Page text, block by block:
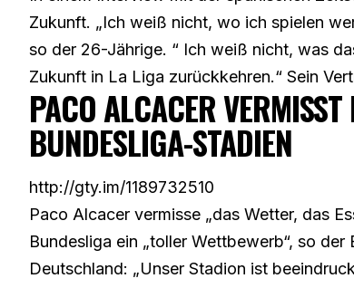
Zukunft. „Ich weiß nicht, wo ich spielen
so der 26-Jährige. “ Ich weiß nicht, was
Zukunft in La Liga zurückkehren.“ Sein
PACO ALCACER
BUNDESLIGA-STADIEN
http://gty.im/1189732510
Paco Alcacer vermisse „das Wetter, das
Bundesliga ein „toller Wettbewerb“, so
Deutschland: „Unser Stadion ist